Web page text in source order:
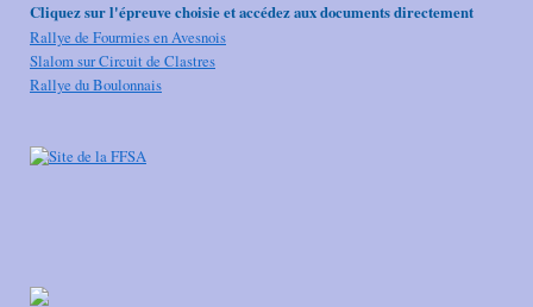
Cliquez sur l'épreuve choisie et accédez aux documents directement
Rallye de Fourmies en Avesnois
Slalom sur Circuit de Clastres
Rallye du Boulonnais